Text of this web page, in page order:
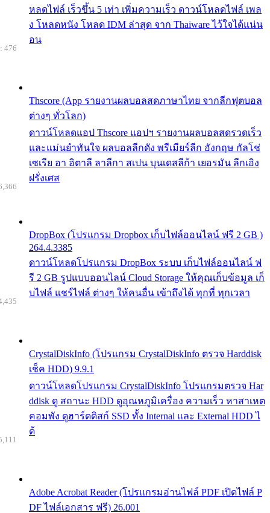
หลดไฟล์ เร็วขึ้น 5 เท่า เพิ่มความเร็ว ดาวน์โหลดไฟล์ เพล
ง โหลดหนัง โหลด IDM ล่าสุด จาก Thaiware ไว้ใจได้แน่น
อน
Thscore (App รายงานผลบอลสดภาษาไทย จากลีกฟุตบอล
ต่างๆ ทั่วโลก)
ดาวน์โหลดแอป Thscore แอปฯ รายงานผลบอลสดรวดเร็ว
และแม่นยำทันใจ ผลบอลลีกดัง พรีเมียร์ลีก อังกฤษ กัลโช่
เซเรีย อา อิตาลี ลาลีกา สเปน บุนเดสลีก้า เยอรมัน ลีกเอิง
ฝรั่งเศส
476
DropBox (โปรแกรม Dropbox เก็บไฟล์ออนไลน์ ฟรี 2 GB )
264.4.3385
ดาวน์โหลดโปรแกรม DropBox ระบบ เก็บไฟล์ออนไลน์ ฟ
รี 2 GB รูปแบบออนไลน์ Cloud Storage ให้คุณเก็บข้อมูล เก็
บไฟล์ แชร์ไฟล์ ต่างๆ ให้คนอื่น เข้าถึงได้ ทุกที่ ทุกเวลา
CrystalDiskInfo (โปรแกรม CrystalDiskInfo ตรวจ Harddisk
เช็ค HDD) 9.9.1
ดาวน์โหลดโปรแกรม CrystalDiskInfo โปรแกรมตรวจ Har
ddisk ดู สถานะ HDD ดูอุณหภูมิเครื่อง ความเร็ว หาสาเหต
คอมพัง ดูฮาร์ดดิสก์ SSD ทั้ง Internal และ External HDD ไ
ด้
Adobe Acrobat Reader (โปรแกรมอ่านไฟล์ PDF เปิดไฟล์ P
DF ไฟล์เอกสาร ฟรี) 26.001